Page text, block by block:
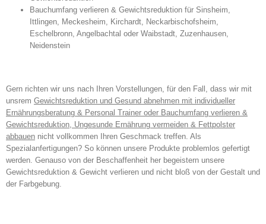
Bauchumfang verlieren & Gewichtsreduktion für Sinsheim,
Ittlingen, Meckesheim, Kirchardt, Neckarbischofsheim,
Eschelbronn, Angelbachtal oder Waibstadt, Zuzenhausen,
Neidenstein
Gern richten wir uns nach Ihren Vorstellungen, für den Fall, dass wir mit
unsrem Gewichtsreduktion und Gesund abnehmen mit individueller
Ernährungsberatung & Personal Trainer oder Bauchumfang verlieren &
Gewichtsreduktion, Ungesunde Ernährung vermeiden & Fettpolster
abbauen nicht vollkommen Ihren Geschmack treffen. Als
Spezialanfertigungen? So können unsere Produkte problemlos gefertigt
werden. Genauso von der Beschaffenheit her begeistern unsere
Gewichtsreduktion & Gewicht verlieren und nicht bloß von der Gestalt und
der Farbgebung.